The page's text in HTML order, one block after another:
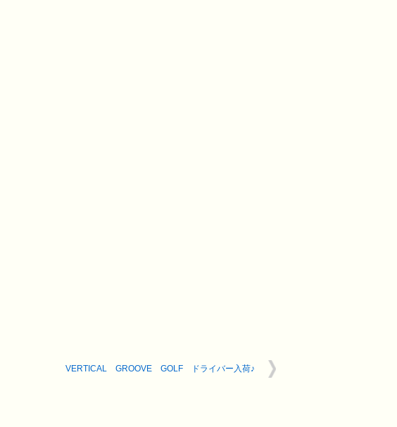
VERTICAL GROOVE GOLF ドライバー入荷♪